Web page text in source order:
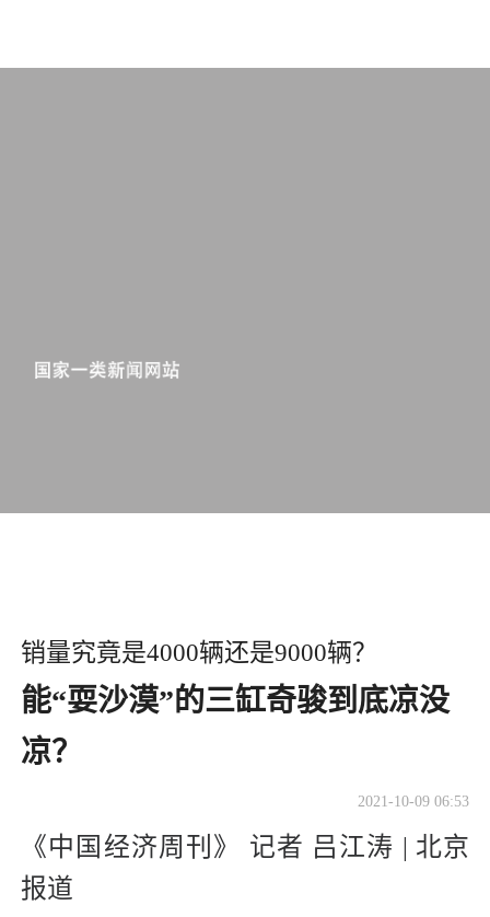
销量究竟是4000辆还是9000辆？
能“耍沙漠”的三缸奇骏到底凉没
凉？
2021-10-09 06:53
《中国经济周刊》 记者 吕江涛 | 北京
报道